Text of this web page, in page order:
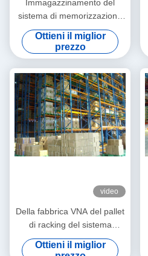
Immagazzinamento del
sistema di memorizzazione
di racking, scaffali industriali
di stoccaggio
Ottieni il miglior
prezzo
video
Della fabbrica VNA del pallet
di racking del sistema
carrello elevatore della
navata laterale dello stretto
Ottieni il miglior